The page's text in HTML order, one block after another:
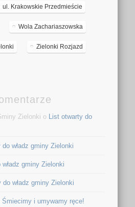
ul. Krakowskie Przedmieście
Wola Zachariaszowska
Zielonki Rozjazd
Zielonki o List otwarty do
do władz gminy Zielonki
gminy Zielonki
do władz gminy Zielonki
Śmiecimy i umywamy ręce!